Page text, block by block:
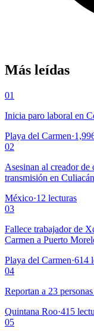
Más leídas
01
Inicia paro laboral en
Playa del Carmen·
02
Asesinan al creador de
transmisión en Culiacán
México·12 lecturas
03
Fallece trabajador de
Carmen a Puerto
Playa del Carmen·614
04
Reportan a 23
Quintana Roo·415
05